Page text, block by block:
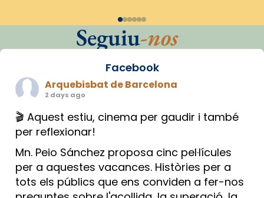
Seguiu-nos
Facebook
Arquebisbat de Barcelona
2 days ago
🎬 Aquest estiu, cinema per gaudir i també
per reflexionar!
Mn. Peio Sánchez proposa cinc pel·lícules
per a aquestes vacances. Històries per a
tots els públics que ens conviden a fer-nos